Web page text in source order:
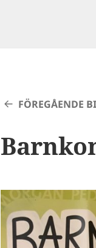
FÖREGÅENDE